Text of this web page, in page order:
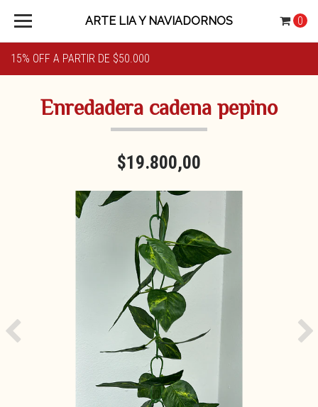
15% OFF A PARTIR DE $50.000
ARTE LIA Y NAVIADORNOS 0
Enredadera cadena pepino
$19.800,00
Previous